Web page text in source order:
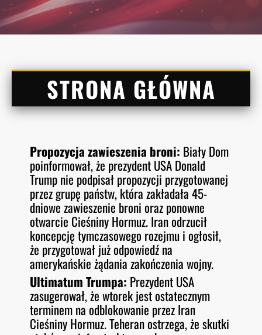
STRONA GŁÓWNA
Propozycja zawieszenia broni: Biały Dom
poinformował, że prezydent USA Donald
Trump nie podpisał propozycji przygotowanej
przez grupę państw, która zakładała 45-
dniowe zawieszenie broni oraz ponowne
otwarcie Cieśniny Hormuz. Iran odrzucił
koncepcję tymczasowego rozejmu i ogłosił,
że przygotował już odpowiedź na
amerykańskie żądania zakończenia wojny.
Ultimatum Trumpa: Prezydent USA
zasugerował, że wtorek jest ostatecznym
terminem na odblokowanie przez Iran
Cieśniny Hormuz. Teheran ostrzega, że skutki